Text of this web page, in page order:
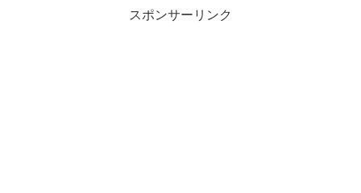
スポンサーリンク